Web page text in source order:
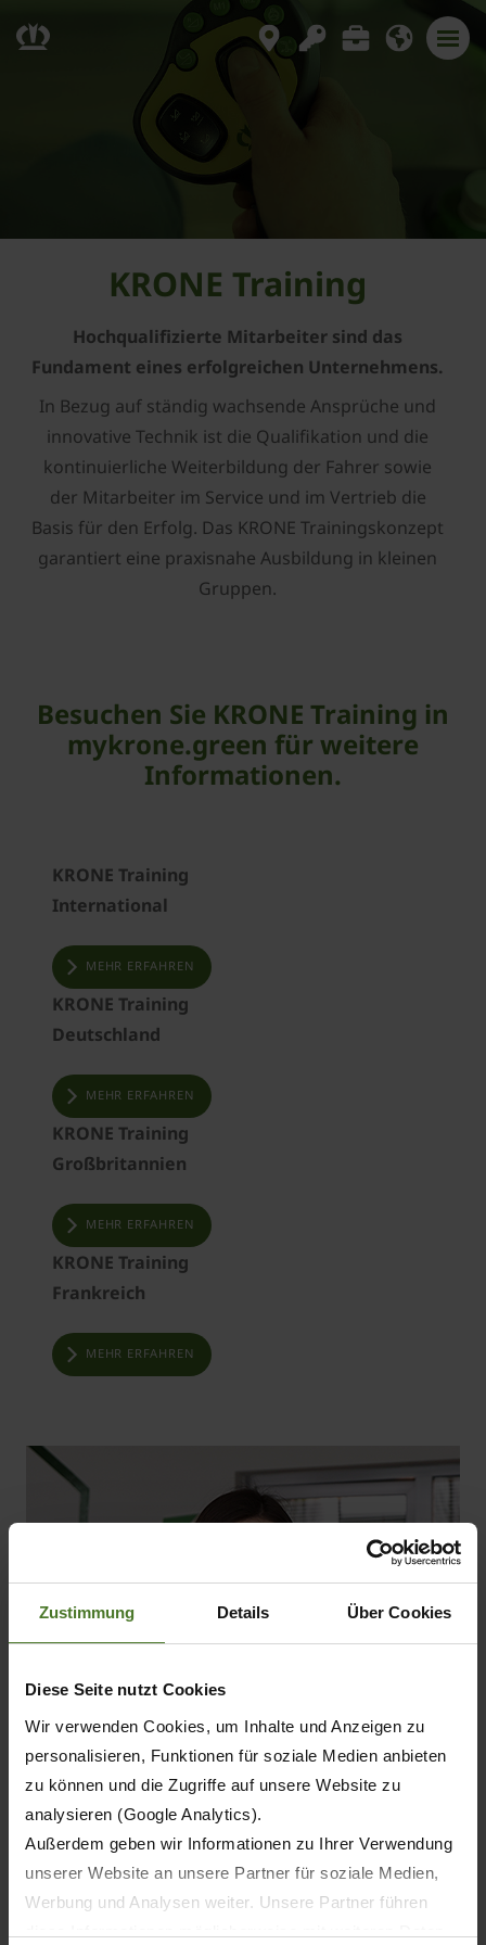
Zustimmung Details Über Cookies
Diese Seite nutzt Cookies
Wir verwenden Cookies, um Inhalte und Anzeigen zu
personalisieren, Funktionen für soziale Medien anbieten
zu können und die Zugriffe auf unsere Website zu
analysieren (Google Analytics).
Außerdem geben wir Informationen zu Ihrer Verwendung
unserer Website an unsere Partner für soziale Medien,
Werbung und Analysen weiter. Unsere Partner führen
KRONE Training
Hochqualifizierte Mitarbeiter sind das
Fundament eines erfolgreichen Unternehmens.
In Bezug auf ständig wachsende Ansprüche und
innovative Technik ist die Qualifikation und die
kontinuierliche Weiterbildung der Fahrer sowie
der Mitarbeiter im Service und im Vertrieb die
Basis für den Erfolg. Das KRONE Trainingskonzept
garantiert eine praxisnahe Ausbildung in kleinen
Gruppen.
Besuchen Sie KRONE Training in
mykrone.green für weitere
Informationen.
KRONE Training
International
MEHR ERFAHREN
KRONE Training
Deutschland
MEHR ERFAHREN
KRONE Training
Großbritannien
MEHR ERFAHREN
KRONE Training
Frankreich
MEHR ERFAHREN